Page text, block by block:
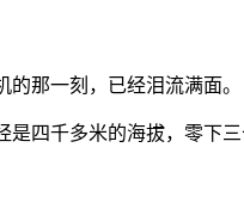
那一刻，已经泪流满面。
四千多米的海拔，零下